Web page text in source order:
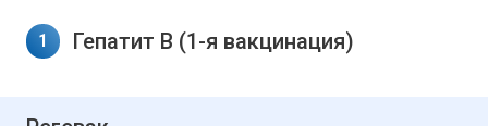
1 Гепатит В (1-я вакцинация)